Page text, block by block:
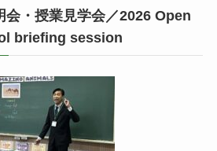
会・授業見学会／2026 Open
briefing session